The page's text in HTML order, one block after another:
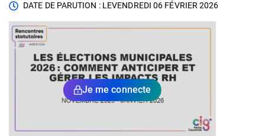
DATE DE PARUTION : LEVENDREDI 06 FÉVRIER 2026
Je me connecte